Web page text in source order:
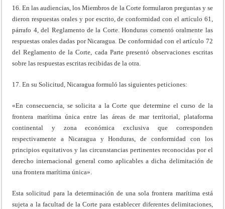
16. En las audiencias, los Miembros de la Corte formularon preguntas y se
dieron respuestas orales y por escrito, de conformidad con el artículo 61,
párrafo 4, del Reglamento de la Corte. Honduras comentó oralmente las
respuestas orales dadas por Nicaragua. De conformidad con el artículo 72
del Reglamento de la Corte, cada Parte presentó observaciones escritas
sobre las respuestas escritas recibidas de la otra.
17. En su Solicitud, Nicaragua formuló las siguientes peticiones:
«En consecuencia, se solicita a la Corte que determine el curso de la
frontera marítima única entre las áreas de mar territorial, plataforma
continental y zona económica exclusiva que corresponden
respectivamente a Nicaragua y Honduras, de conformidad con los
principios equitativos y las circunstancias pertinentes reconocidas por el
derecho internacional general como aplicables a dicha delimitación de
una frontera marítima única».
Esta solicitud para la determinación de una sola frontera marítima está
sujeta a la facultad de la Corte para establecer diferentes delimitaciones,